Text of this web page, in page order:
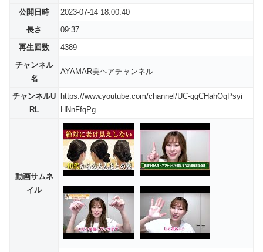
公開日時
2023-07-14 18:00:40
長さ
09:37
再生回数
4389
チャンネル
名
AYAMAR美ヘアチャンネル
チャンネルU
RL
https://www.youtube.com/channel/UC-qgCHahOqPsyi_
HNnFfqPg
動画サムネ
イル